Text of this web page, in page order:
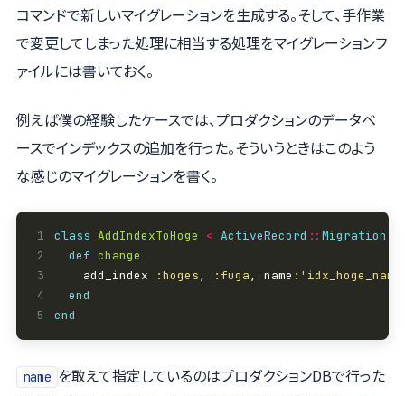
コマンドで新しいマイグレーションを生成する。そして、手作業
で変更してしまった処理に相当する処理をマイグレーションフ
ァイルには書いておく。
例えば僕の経験したケースでは、プロダクションのデータベ
ースでインデックスの追加を行った。そういうときはこのよう
な感じのマイグレーションを書く。
1 class AddIndexToHoge < ActiveRecord :: Migration
2
def change
3
    add_index
:hoges, :fuga, name
4
end
5
end
name を敢えて指定しているのはプロダクションDBで行った